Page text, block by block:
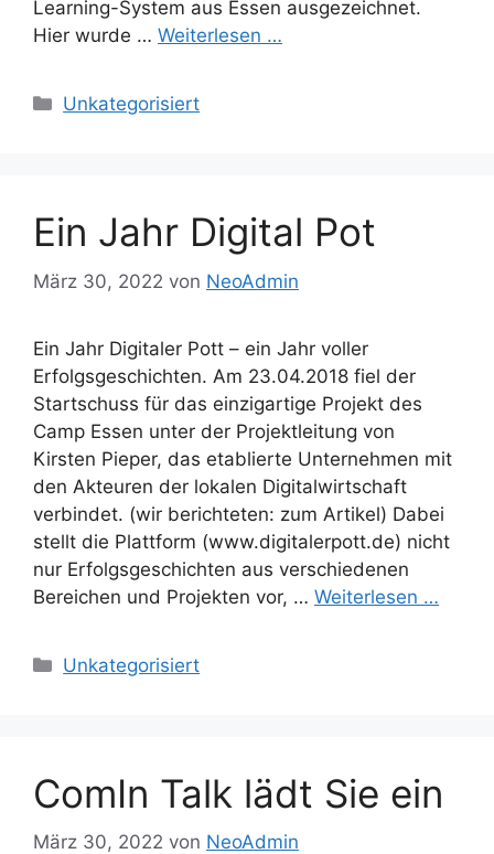
Learning-System aus Essen ausgezeichnet.
Hier wurde … Weiterlesen …
Kategorien
Unkategorisiert
Ein Jahr Digital Pot
März 30, 2022 von NeoAdmin
Ein Jahr Digitaler Pott – ein Jahr voller
Erfolgsgeschichten. Am 23.04.2018 fiel der
Startschuss für das einzigartige Projekt des
Camp Essen unter der Projektleitung von
Kirsten Pieper, das etablierte Unternehmen mit
den Akteuren der lokalen Digitalwirtschaft
verbindet. (wir berichteten: zum Artikel) Dabei
stellt die Plattform (www.digitalerpott.de) nicht
nur Erfolgsgeschichten aus verschiedenen
Bereichen und Projekten vor, … Weiterlesen …
Kategorien
Unkategorisiert
ComIn Talk lädt Sie ein
März 30, 2022 von NeoAdmin